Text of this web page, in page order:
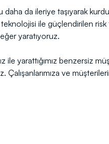
daha da ileriye taşıyarak
ile güçlendirilen risk
yaratıyoruz.
ile yarattığımız
ve